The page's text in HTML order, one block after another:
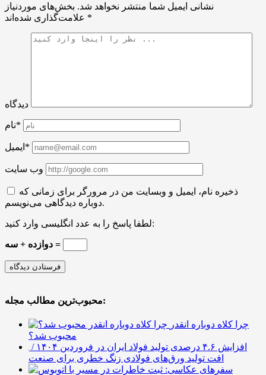
نشانی ایمیل شما منتشر نخواهد شد. بخش‌های موردنیاز
*
دیدگاه
نام*
ایمیل*
وب سایت
ذخیره نام، ایمیل و وبسایت من در مرورگر برای زمانی که
دوباره دیدگاهی می‌نویسم.
لطفا پاسخ را به عدد انگلیسی وارد کنید:
دوازده + سه =
محبوب‌ترین مطالب مجله:
چرا کلاه دوباره انقدر
محبوب شد؟
افزایش ۴.۶ درصدی تولید فولاد ایران در فروردین ۱۴۰۴ /
افت تولید ورق‌های فولادی زنگ خطری برای صنعت